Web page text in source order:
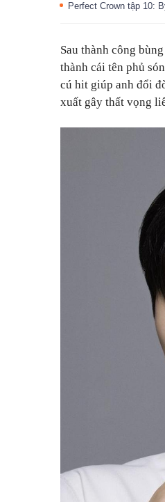
Perfect Crown tập 10:
Sau thành công
thành cái tên phủ
cú hit giúp anh đổi
xuất gây thất vọng